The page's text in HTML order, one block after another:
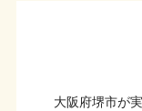
大阪府堺市が